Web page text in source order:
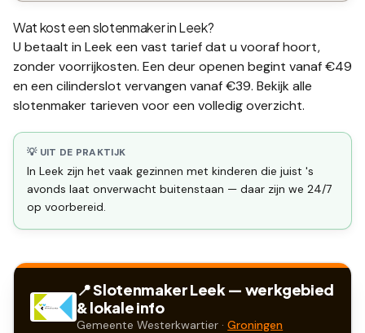
Wat kost een slotenmaker inLeek?
U betaalt in Leek een vast tarief dat u vooraf hoort,
zonder voorrijkosten. Een deur openen begint vanaf €49
en een cilinderslot vervangen vanaf €39. Bekijk alle
slotenmaker tarieven voor een volledig overzicht.
💡 UIT DE PRAKTIJK
In Leek zijn het vaak gezinnen met kinderen die juist 's
avonds laat onverwacht buitenstaan — daar zijn we 24/7
op voorbereid.
📍 SlotenmakerLeek— werkgebied
& lokale info
GemeenteWesterkwartier ·Groningen